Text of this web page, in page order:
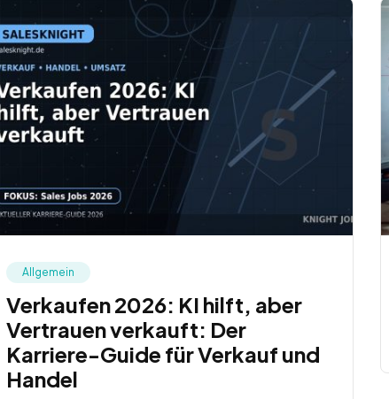
Allgemein
Verkaufen 2026: KI hilft, aber
Vertrauen verkauft: Der
Karriere-Guide für Verkauf und
Handel